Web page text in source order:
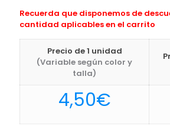
Recuerda que disponemos de
cantidad aplicables en el carrito
Precio de 1 unidad
(Variable según color y
talla)
4,50€